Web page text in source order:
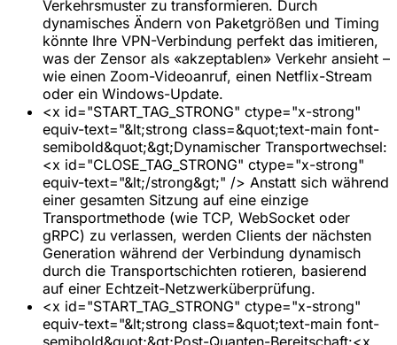
Verkehrsmuster zu transformieren. Durch
dynamisches Ändern von Paketgrößen und Timing
könnte Ihre VPN-Verbindung perfekt das imitieren,
was der Zensor als «akzeptablen» Verkehr ansieht –
wie einen Zoom-Videoanruf, einen Netflix-Stream
oder ein Windows-Update.
<x id="START_TAG_STRONG" ctype="x-strong"
equiv-text="&lt;strong class=&quot;text-main font-
semibold&quot;&gt;Dynamischer Transportwechsel:
<x id="CLOSE_TAG_STRONG" ctype="x-strong"
equiv-text="&lt;/strong&gt;" /> Anstatt sich während
einer gesamten Sitzung auf eine einzige
Transportmethode (wie TCP, WebSocket oder
gRPC) zu verlassen, werden Clients der nächsten
Generation während der Verbindung dynamisch
durch die Transportschichten rotieren, basierend
auf einer Echtzeit-Netzwerküberprüfung.
<x id="START_TAG_STRONG" ctype="x-strong"
equiv-text="&lt;strong class=&quot;text-main font-